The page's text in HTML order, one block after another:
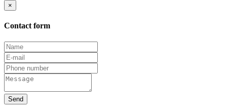
×
Contact form
Send